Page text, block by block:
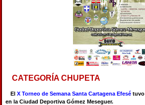
CATEGORÍA CHUPETA
El X Torneo de Semana Santa Cartagena Efesé tuvo
en la Ciudad Deportiva Gómez Meseguer.